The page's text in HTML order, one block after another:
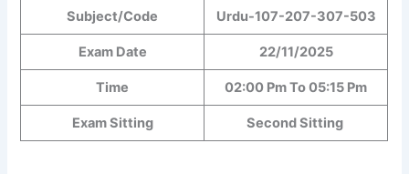
Subject/Code Urdu-107-207-307-503
Exam Date 22/11/2025
Time 02:00 Pm To 05:15 Pm
Exam Sitting Second Sitting